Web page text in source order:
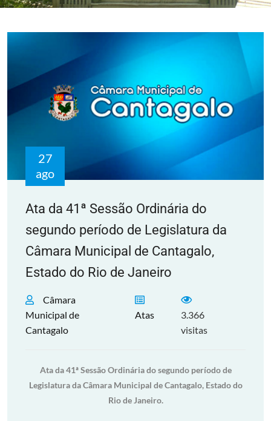
27
ago
Ata da 41ª Sessão Ordinária do
segundo período de Legislatura da
Câmara Municipal de Cantagalo,
Estado do Rio de Janeiro
Câmara
Municipal de
Cantagalo
Atas
3.366
visitas
Ata da 41ª Sessão Ordinária do segundo período de
Legislatura da Câmara Municipal de Cantagalo, Estado do
Rio de Janeiro.